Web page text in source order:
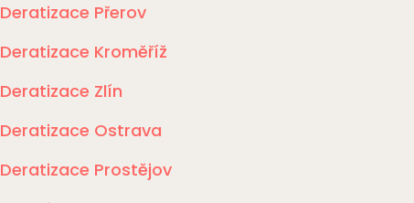
Deratizace Přerov
Deratizace Kroměříž
Deratizace Zlín
Deratizace Ostrava
Deratizace Prostějov